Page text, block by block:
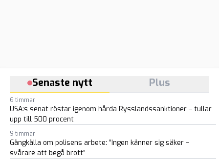
Senaste nytt Plus
6 timmar
USA:s senat röstar igenom hårda Rysslandssanktioner – tullar
upp till 500 procent
9 timmar
Gängkälla om polisens arbete: ”Ingen känner sig säker –
svårare att begå brott”